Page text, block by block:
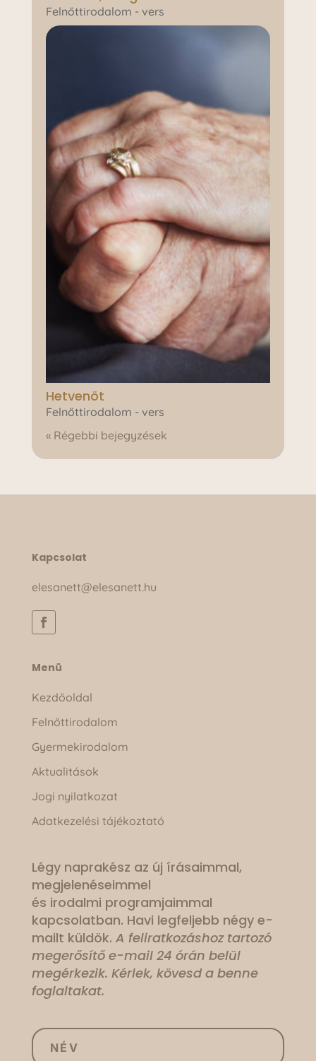
Felnőttirodalom - vers
Hetvenöt
Felnőttirodalom - vers
« Régebbi bejegyzések
Kapcsolat
elesanett@elesanett.hu
Menü
Kezdőoldal
Felnőttirodalom
Gyermekirodalom
Aktualitások
Jogi nyilatkozat
Adatkezelési tájékoztató
Légy naprakész az új írásaimmal,
megjelenéseimmel
és irodalmi programjaimmal
kapcsolatban. Havi legfeljebb négy e-
mailt küldök. A feliratkozáshoz tartozó
megerősítő e-mail 24 órán belül
megérkezik. Kérlek, kövesd a benne
foglaltakat.